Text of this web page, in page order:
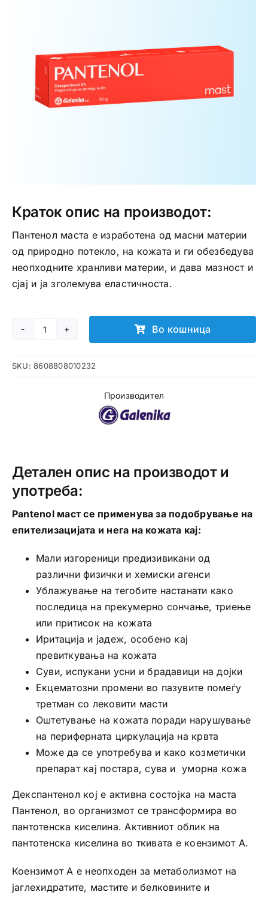
Лична хигиена
Медицински апрати
Краток опис на производот:
Пантенол маста е изработена од масни материи
од природно потекло, на кожата и ги обезбедува
неопходните хранливи материи, и дава мазност и
сјај и ја зголемува еластичноста.
Pantenol
количина
Во кошница
SKU:8608808010232
Производител
Детален опис на производот и
употреба:
Pantenol маст се применува за подобрување на
епитeлизацијата и нега на кожата кај:
Мали изгореници предизивикани од
различни физички и хемиски агенси
Ублажување на тегобите настанати како
последица на прекумерно сончање, триење
или притисок на кожата
Иритација и јадеж, особено кај
превиткувања на кожата
Суви, испукани усни и брадавици на дојки
Екцематозни промени во пазувите помеѓу
третман со лековити масти
Оштетување на кожата поради нарушување
на периферната циркулација на крвта
Може да се употребува и како козметички
препарат кај постара, сува и уморна кожa
Декспантенол кој е активна состојка на маста
Пантенол, во организмот се трансформира во
пантотенска киселина. Активниот облик на
пантотенска киселина во ткивата е коензимот А.
Коензимот А е неопходен за метаболизмот на
јаглехидратите, мастите и белковините и